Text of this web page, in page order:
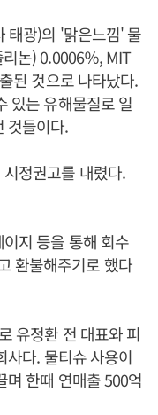
태광)의 '맑은느낌' 물
논) 0.0006％, MIT
된 것으로 나타났다.
있는 유해물질로 일
것들이다.
정권고를 내렸다.
지 등을 통해 회수
환불해주기로 했다
유정환 전 대표와 피
사다. 물티슈 사용이
며 한때 연매출 500억